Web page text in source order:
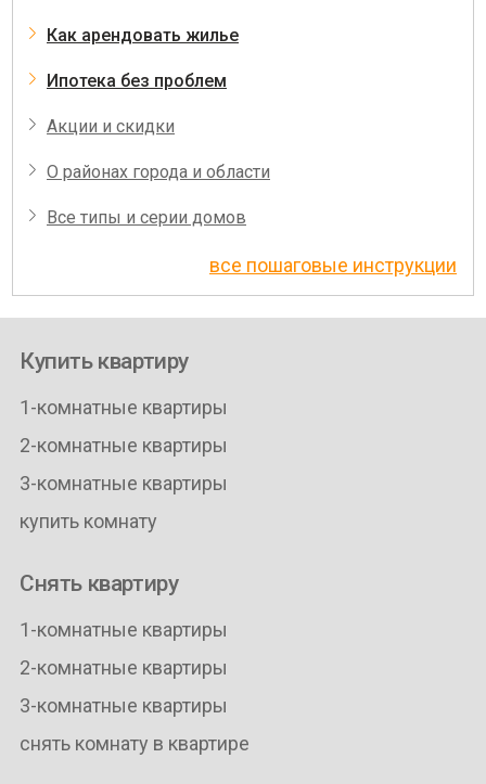
Как арендовать жилье
Ипотека без проблем
Акции и скидки
О районах города и области
Все типы и серии домов
все пошаговые инструкции
Купить квартиру
1-комнатные квартиры
2-комнатные квартиры
3-комнатные квартиры
купить комнату
Снять квартиру
1-комнатные квартиры
2-комнатные квартиры
3-комнатные квартиры
снять комнату в квартире